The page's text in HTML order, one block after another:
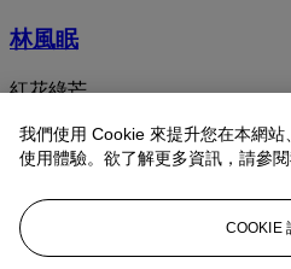
林風眠
紅花綠芒
林風眠 (1900-1991)
戲劇系列：寶蓮燈
我們使用 Cookie 來提升您在本網
使用體驗。欲了解更多資訊，請參
COOKIE